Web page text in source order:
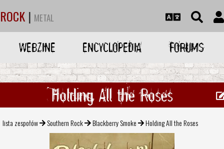
ROCK | METAL
WEBZINE ENCYCLOPEDIA FORUMS
Holding All the Roses
lista zespołów Southern Rock Blackberry Smoke Holding All the Roses